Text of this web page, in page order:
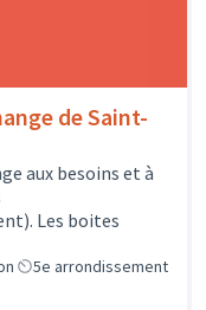
de Saint-
aux besoins et à
Les boites
5e arrondissement